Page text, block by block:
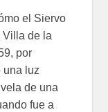
el Siervo
Villa de la
por
una luz
de una
fue a